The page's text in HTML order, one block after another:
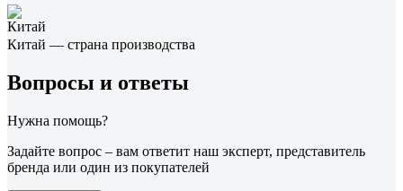
Китай — страна производства
Вопросы и ответы
Нужна помощь?
Задайте вопрос – вам ответит наш эксперт, представитель
бренда или один из покупателей